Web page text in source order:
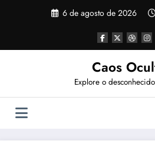
6 de agosto de 2026
Caos
Explore o